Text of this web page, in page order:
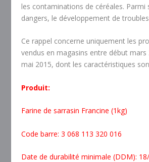
les contaminations de céréales. Parmi
dangers, le développement de
Ce rappel concerne uniquement les
vendus en magasins entre début
mai 2015, dont les caractéristiques
Produit:
Farine de sarrasin Francine (1kg)
Code barre: 3 068 113 320 016
Date de durabilité minimale (DDM):